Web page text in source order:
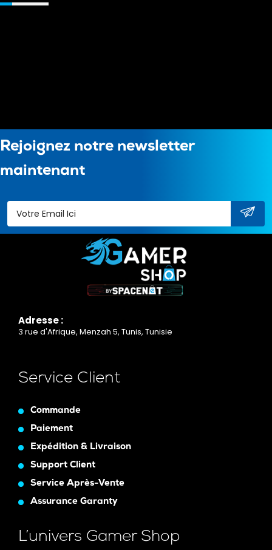
Rejoignez notre newsletter
maintenant
Adresse :
3 rue d'Afrique, Menzah 5, Tunis, Tunisie
Service Client
Commande
Paiement
Expédition & Livraison
Support Client
Service Après-Vente
Assurance Garanty
L’univers Gamer Shop